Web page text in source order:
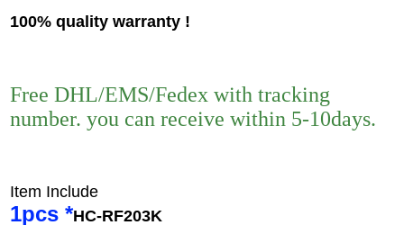
100% quality warranty !
Free DHL/EMS/Fedex with tracking
number. you can receive within 5-10days.
Item Include
1pcs *HC-RF203K